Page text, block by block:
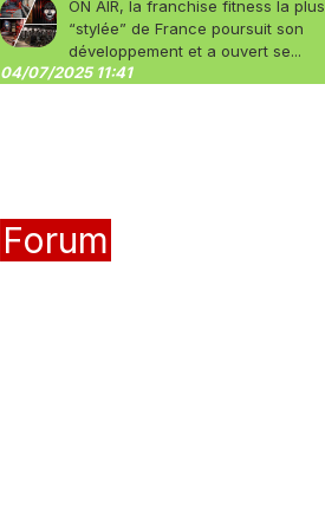
ON AIR, la franchise fitness la plus
“stylée” de France poursuit son
développement et a ouvert se...
04/07/2025 11:41
Forum